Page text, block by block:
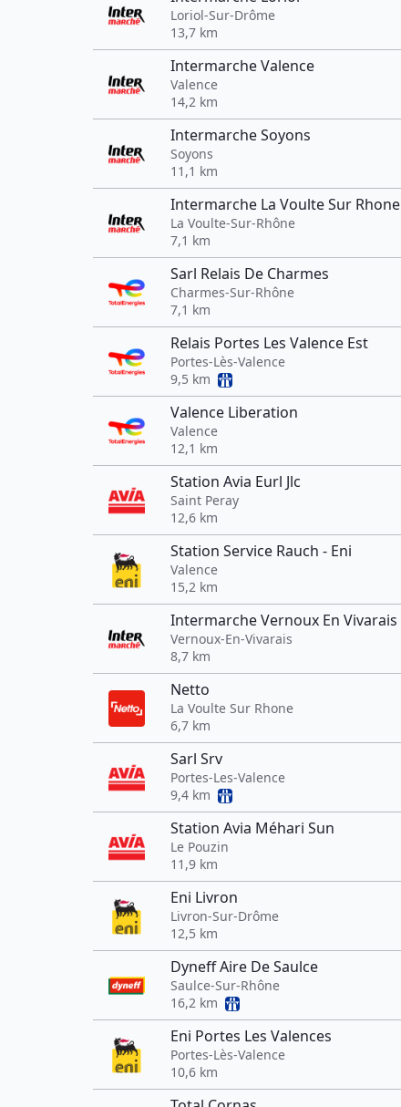
Loriol-Sur-Drôme
13,7 km
Intermarche Valence
Valence
14,2 km
Intermarche Soyons
Soyons
11,1 km
Intermarche La Voulte Sur Rhone
La Voulte-Sur-Rhône
7,1 km
Sarl Relais De Charmes
Charmes-Sur-Rhône
7,1 km
Relais Portes Les Valence Est
Portes-Lès-Valence
9,5 km
Valence Liberation
Valence
12,1 km
Station Avia Eurl Jlc
Saint Peray
12,6 km
Station Service Rauch - Eni
Valence
15,2 km
Intermarche Vernoux En Vivarais
Vernoux-En-Vivarais
8,7 km
Netto
La Voulte Sur Rhone
6,7 km
Sarl Srv
Portes-Les-Valence
9,4 km
Station Avia Méhari Sun
Le Pouzin
11,9 km
Eni Livron
Livron-Sur-Drôme
12,5 km
Dyneff Aire De Saulce
Saulce-Sur-Rhône
16,2 km
Eni Portes Les Valences
Portes-Lès-Valence
10,6 km